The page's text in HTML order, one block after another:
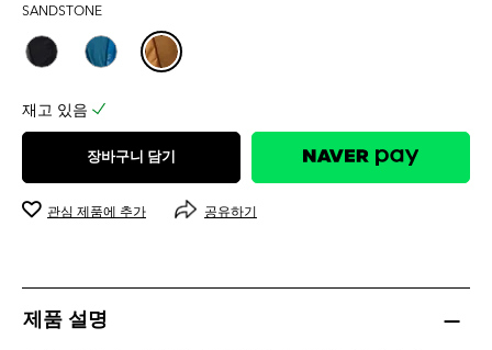
0.0
개
입
SANDSTONE
재고 있음
장바구니 담기
관심 제품에 추가 공유하기
제품 설명